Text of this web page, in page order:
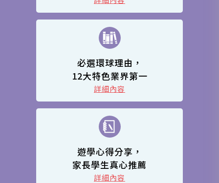
必選環球理由，
12大特色業界第一
詳細內容
遊學心得分享，
家長學生真心推薦
詳細內容